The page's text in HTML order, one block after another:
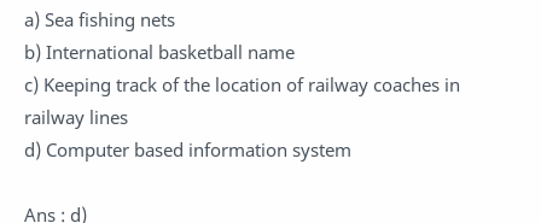
a) Sea fishing nets
b) International basketball name
c) Keeping track of the location of railway coaches in
railway lines
d) Computer based information system
Ans : d)